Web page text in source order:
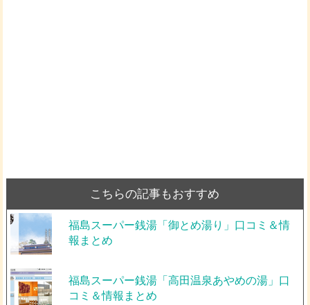
こちらの記事もおすすめ
福島スーパー銭湯「御とめ湯り」口コミ＆情
報まとめ
福島スーパー銭湯「高田温泉あやめの湯」口
コミ＆情報まとめ